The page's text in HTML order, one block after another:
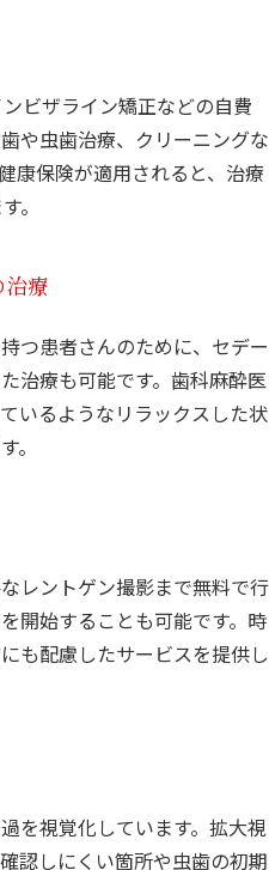
ビザライン矯正などの自費
や虫歯治療、クリーニングな
康保険が適用されると、治療
。
療
つ患者さんのために、セデー
治療も可能です。歯科麻酔医
いるようなリラックスした状
。
レントゲン撮影まで無料で行
開始することも可能です。時
も配慮したサービスを提供し
を視覚化しています。拡大視
認しにくい箇所や虫歯の初期